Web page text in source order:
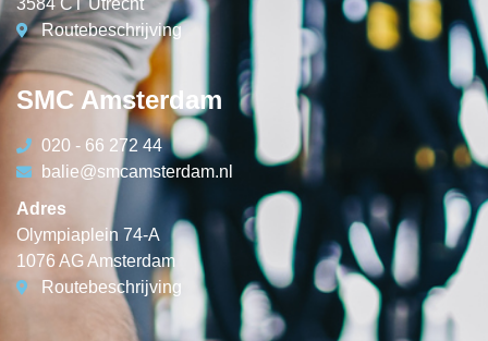
3584 CT Utrecht
Routebeschrijving
SMC Amsterdam
020 - 66 272 44
balie@smcamsterdam.nl
Adres
Olympiaplein 74-A
1076 AG Amsterdam
Routebeschrijving